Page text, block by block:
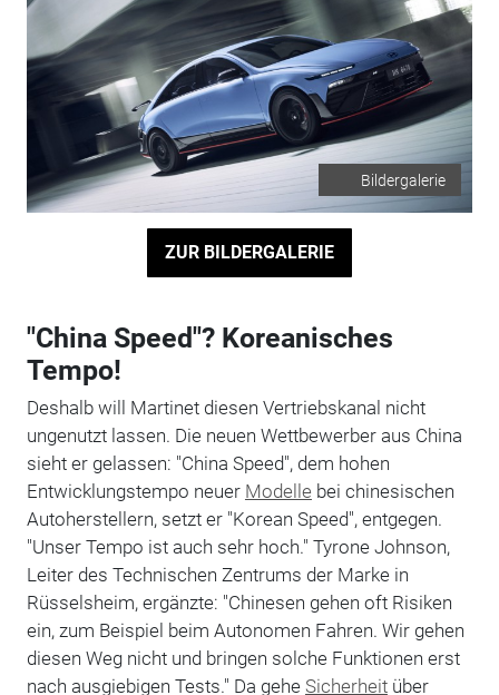
Bildergalerie
ZUR BILDERGALERIE
"China Speed"? Koreanisches
Tempo!
Deshalb will Martinet diesen Vertriebskanal nicht
ungenutzt lassen. Die neuen Wettbewerber aus China
sieht er gelassen: "China Speed", dem hohen
Entwicklungstempo neuer Modelle bei chinesischen
Autoherstellern, setzt er "Korean Speed", entgegen.
"Unser Tempo ist auch sehr hoch." Tyrone Johnson,
Leiter des Technischen Zentrums der Marke in
Rüsselsheim, ergänzte: "Chinesen gehen oft Risiken
ein, zum Beispiel beim Autonomen Fahren. Wir gehen
diesen Weg nicht und bringen solche Funktionen erst
nach ausgiebigen Tests." Da gehe Sicherheitüber